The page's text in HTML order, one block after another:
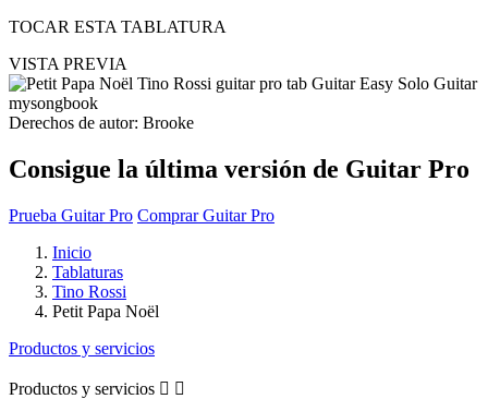
TOCAR ESTA TABLATURA
VISTA PREVIA
Derechos de autor: Brooke
Consigue la última versión de Guitar Pro
Prueba Guitar Pro Comprar Guitar Pro
Inicio
Tablaturas
Tino Rossi
Petit Papa Noël
Productos y servicios
Productos y servicios  